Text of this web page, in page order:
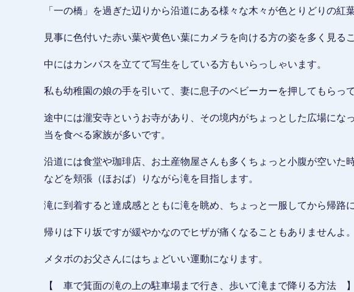
「一の橋」を過ぎた辺りから沿道にある様々な木々が色とりどりの紅
見事に色付いた赤い葉や黄色い葉にカメラを向ける方の姿を多く見る
中にはカンバスを立てて写生をしている方もいらっしゃいます。
私も幼稚園の娘の手を引いて、妻に息子のベビーカーを押してもらっ
途中には瀧安寺というお寺があり、その境内がちょっとした広場にな
当を食べる家族が多いです。
沿道には食堂や珈琲店、お土産物屋さんも多くちょっと小腹が空いた
などを頬張（ほおば）りながら滝を目指します。
滝に到着すると達成感とともに滝を眺め、ちょっと一服してから帰路
帰りは下り坂ですが緩やかなのでヒザが痛くなることもありませんよ。
メタボのお父さんにはちょどいい運動になります。
【 車で箕面の滝の上の駐車場まで行き、歩いて滝まで降りる方法 】